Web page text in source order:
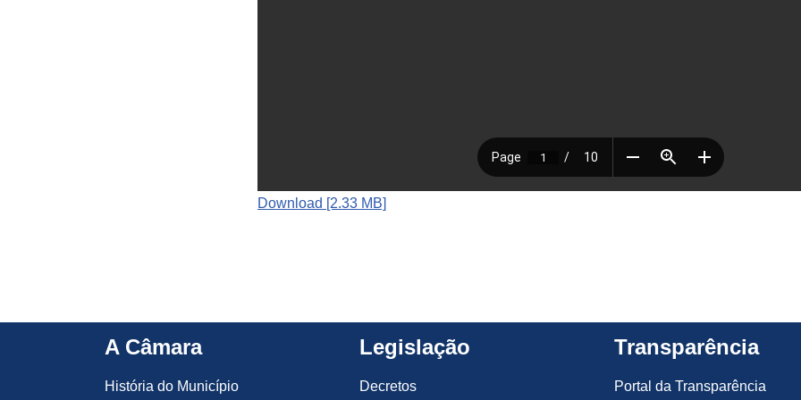
Download [2.33 MB]
A Câmara
História do Município
Legislação
Decretos
Transparência
Portal da Transparência